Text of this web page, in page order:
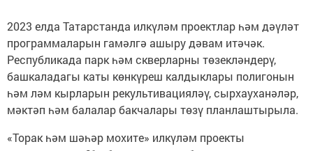
2023 елда Татарстанда илкүләм проектлар һәм дәүләт
программаларын гамәлгә ашыру дәвам итәчәк.
Республикада парк һәм скверларны төзекләндерү,
башкаладагы каты көнкүреш калдыклары полигонын
һәм ләм кырларын рекультивацияләү, сырхауханәләр,
мәктәп һәм балалар бакчалары төзү планлаштырыла.
«Торак һәм шәһәр мохите» илкүләм проекты